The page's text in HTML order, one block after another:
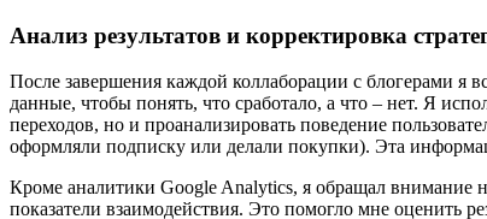
Анализ результатов и корректировка
После завершения каждой коллаборации с блогерами я
данные, чтобы понять, что сработало, а что – нет. Я
переходов, но и проанализировать поведение
оформляли подписку или делали покупки). Эта
Кроме аналитики Google Analytics, я обращал внимание
показатели взаимодействия. Это помогло мне оценить